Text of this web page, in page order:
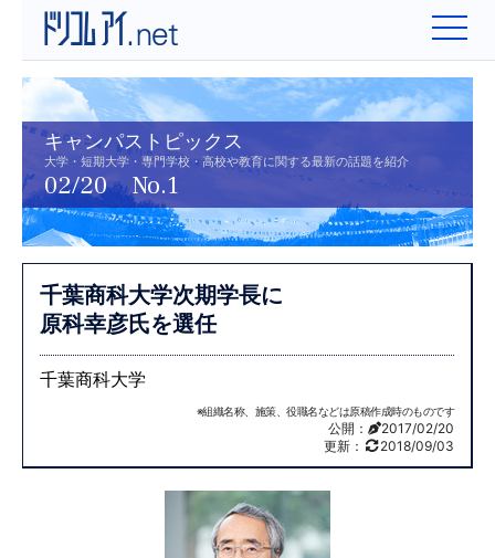
キャンパストピックス
大学・短期大学・専門学校・高校や教育に関する最新の話題を紹介
02/20 No.1
千葉商科大学次期学長に
原科幸彦氏を選任
千葉商科大学
※組織名称、施策、役職名などは原稿作成時のものです
公開：
2017/02/20
更新：
2018/09/03